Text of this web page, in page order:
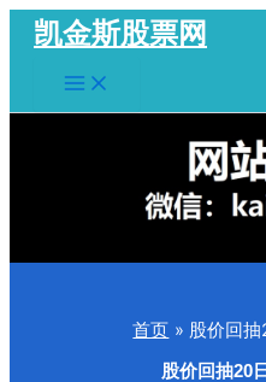
容
凯金斯股票网
Main
Menu
首页 股价回
股价回抽20